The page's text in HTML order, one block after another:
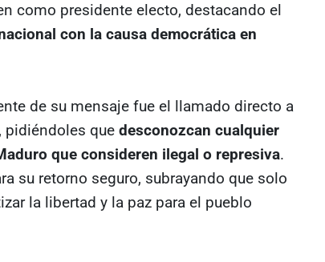
como presidente electo, destacando el
con la causa democrática en
de su mensaje fue el llamado directo a
, pidiéndoles que desconozcan cualquier
que consideren ilegal o represiva.
su retorno seguro, subrayando que solo
la libertad y la paz para el pueblo